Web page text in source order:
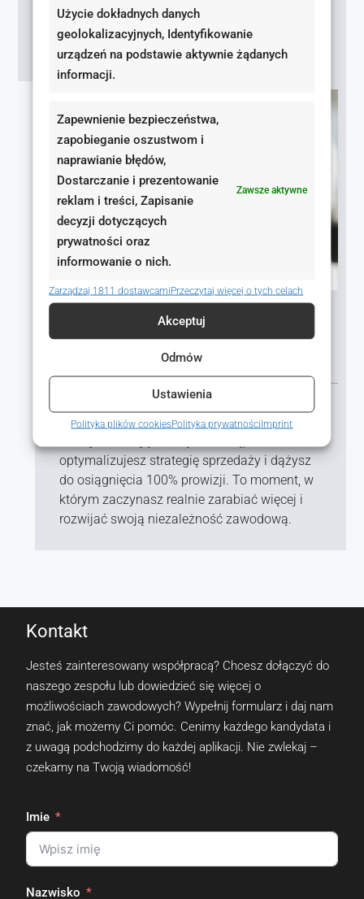
Użycie dokładnych danych
geolokalizacyjnych, Identyfikowanie
urządzeń na podstawie aktywnie żądanych
informacji.
Zapewnienie bezpieczeństwa,
zapobieganie oszustwom i
naprawianie błędów,
Dostarczanie i prezentowanie
reklam i treści, Zapisanie
decyzji dotyczących
prywatności oraz
informowanie o nich.
Zawsze aktywne
Zarządzaj 1811 dostawcamiPrzeczytaj więcej o tych celach
Akceptuj
Odmów
Ustawienia
Polityka plików cookiesPolityka prywatnościImprint
zdobywasz doświadczenie. Nie jesteś sam –
zespół oraz doświadczeni agenci pomagają Ci
skutecznie prowadzić pierwsze transakcje.
Ostatnie 50 dni
Budowanie własnej marki
i skalowanie zarobków
Po trzech miesiącach znasz już branżę, masz
klientów i pierwsze sukcesy na koncie. Teraz
optymalizujesz strategię sprzedaży i dążysz
do osiągnięcia 100% prowizji. To moment, w
którym zaczynasz realnie zarabiać więcej i
rozwijać swoją niezależność zawodową.
Kontakt
Jesteś zainteresowany współpracą? Chcesz dołączyć do
naszego zespołu lub dowiedzieć się więcej o
możliwościach zawodowych? Wypełnij formularz i daj nam
znać, jak możemy Ci pomóc. Cenimy każdego kandydata i
z uwagą podchodzimy do każdej aplikacji. Nie zwlekaj –
czekamy na Twoją wiadomość!
Imie
Nazwisko